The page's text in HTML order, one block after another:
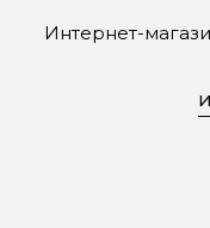
Интернет-